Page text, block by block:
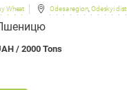
Wheat Odesa region ,Odeskyi
/ 2000 Tons